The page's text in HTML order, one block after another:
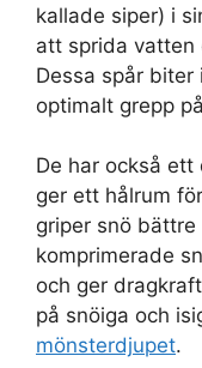
kallade siper) i
att sprida vatten
Dessa spår biter
optimalt grepp
De har också
ger ett hålrum
griper snö
komprimerade
och ger
på snöiga och
mönsterdjupet.